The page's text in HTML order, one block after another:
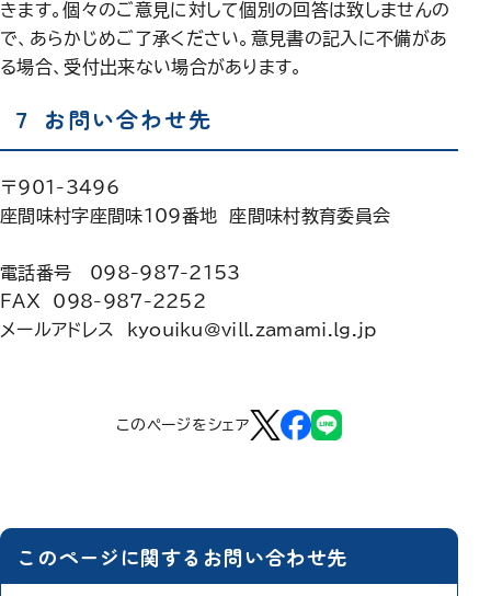
きます。個々のご意見に対して個別の回答は致しませんの
で、あらかじめご了承ください。意見書の記入に不備があ
る場合、受付出来ない場合があります。
７ お問い合わせ先
〒901-3496
座間味村字座間味109番地 座間味村教育委員会
電話番号 098-987-2153
FAX 098-987-2252
メールアドレス kyouiku@vill.zamami.lg.jp
このページをシェア
このページに関するお問い合わせ先